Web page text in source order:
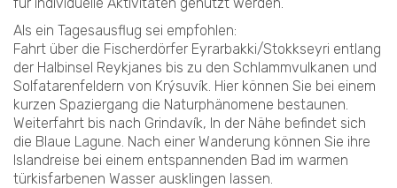
Als ein Tagesausflug sei empfohlen:
Fahrt über die Fischerdörfer Eyrarbakki/Stokkseyri entlang
der Halbinsel Reykjanes bis zu den Schlammvulkanen und
Solfatarenfeldern von Krýsuvík. Hier können Sie bei einem
kurzen Spaziergang die Naturphänomene bestaunen.
Weiterfahrt bis nach Grindavík, In der Nähe befindet sich
die Blaue Lagune. Nach einer Wanderung können Sie ihre
Islandreise bei einem entspannenden Bad im warmen
türkisfarbenen Wasser ausklingen lassen.